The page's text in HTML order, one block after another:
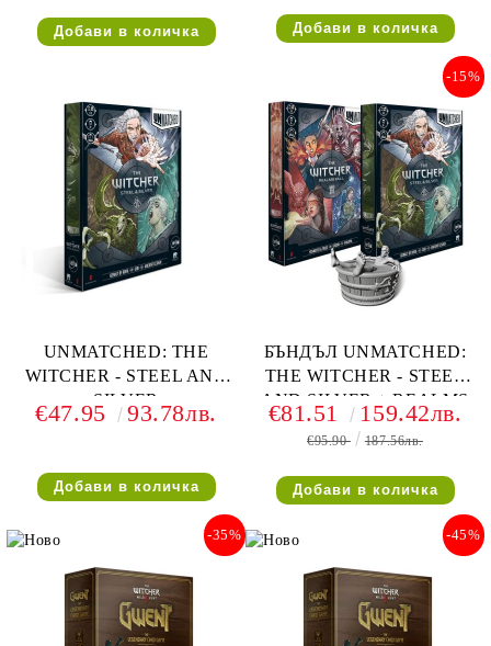
UNMATCHED: THE
WITCHER - STEEL AND
SILVER
€47.95 93.78лв.
БЪНДЪЛ UNMATCHED:
THE WITCHER - STEEL
AND SILVER + REALMS
FALL С ПОДАРЪК
ФИГУРКА НА ГЕРАЛТ
-15%
€81.51 159.42лв.
€95.90 187.56лв.
-35% -45%